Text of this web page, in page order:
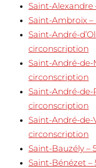
Saint-
Saint-Ambroix
Saint-André-
circonscription
Saint-André-de-
circonscription
Saint-André-
circonscription
Saint-André-de-
circonscription
Saint-Bauzély –
Saint-Bénézet